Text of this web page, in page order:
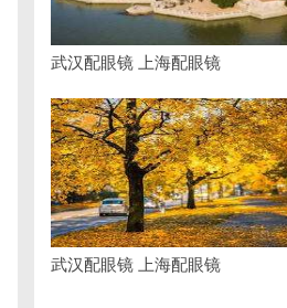
武汉配眼镜 上海配眼镜
武汉配眼镜 上海配眼镜